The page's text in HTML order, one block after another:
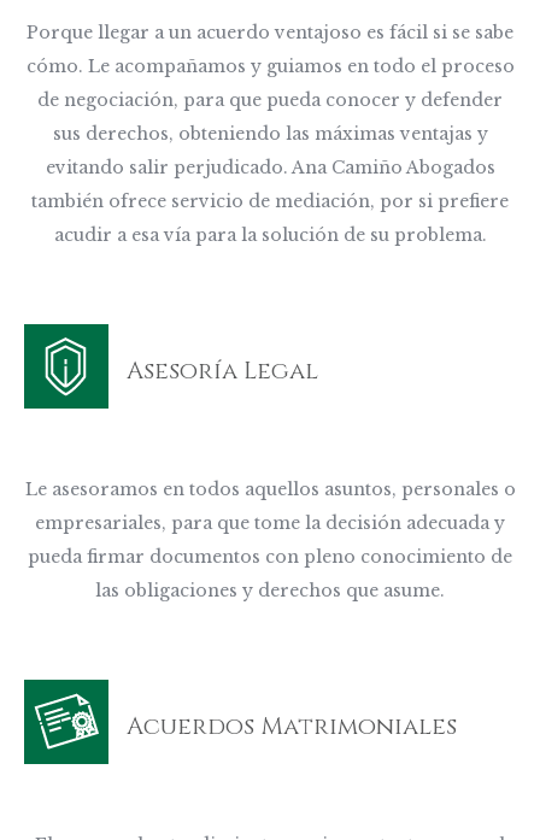
Porque llegar a un acuerdo ventajoso es fácil si se sabe
cómo. Le acompañamos y guiamos en todo el proceso
de negociación, para que pueda conocer y defender
sus derechos, obteniendo las máximas ventajas y
evitando salir perjudicado. Ana Camiño Abogados
también ofrece servicio de mediación, por si prefiere
acudir a esa vía para la solución de su problema.
Asesoría Legal
Le asesoramos en todos aquellos asuntos, personales o
empresariales, para que tome la decisión adecuada y
pueda firmar documentos con pleno conocimiento de
las obligaciones y derechos que asume.
Acuerdos Matrimoniales